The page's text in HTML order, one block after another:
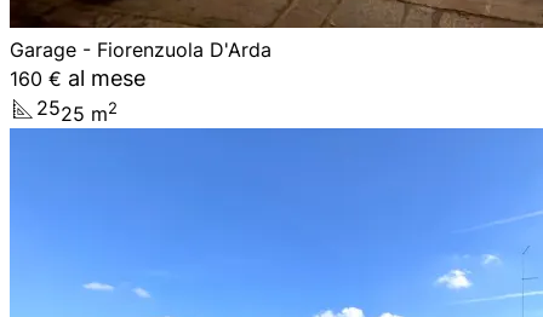
Garage - Fiorenzuola D'Arda
160 € al mese
2525 m2